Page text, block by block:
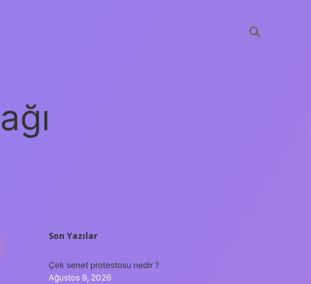
SIDEBAR
Son Yazılar
Çek senet protestosu nedir ?
Ağustos 9, 2026